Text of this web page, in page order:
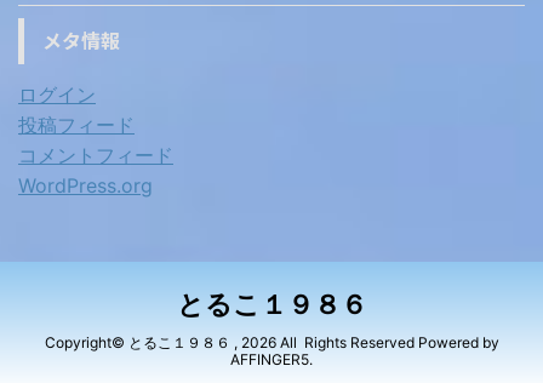
メタ情報
ログイン
投稿フィード
コメントフィード
WordPress.org
とるこ１９８６
Copyright© とるこ１９８６ , 2026 All Rights Reserved Powered by
AFFINGER5.